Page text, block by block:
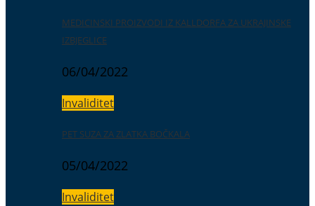
MEDICINSKI PROIZVODI IZ KALLDORFA ZA UKRAJINSKE
IZBJEGLICE
06/04/2022
Invaliditet
PET SUZA ZA ZLATKA BOČKALA
05/04/2022
Invaliditet